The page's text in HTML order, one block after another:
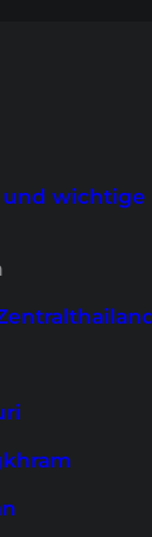
und wichtige
|